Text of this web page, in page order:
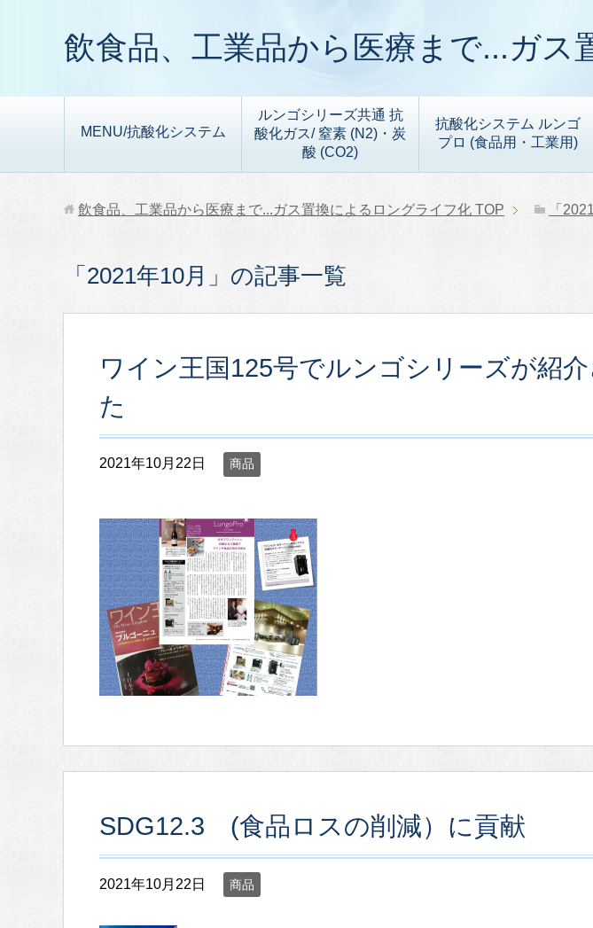
飲食品、工業品から医療まで...ガ
MENU/抗酸化システム
ルンゴシリーズ共通 抗
酸化ガス/ 窒素 (N2)・炭
酸 (CO2)
抗酸化システム ルンゴ
プロ (食品用・工業用)
飲食品、工業品から医療まで...ガス置換によるロングライフ化 TOP 「
「2021年10月」の記事一覧
ワイン王国125号でルンゴシリーズが紹
た
2021年10月22日 商品
SDG12.3 (食品ロスの削減）に貢献
2021年10月22日 商品